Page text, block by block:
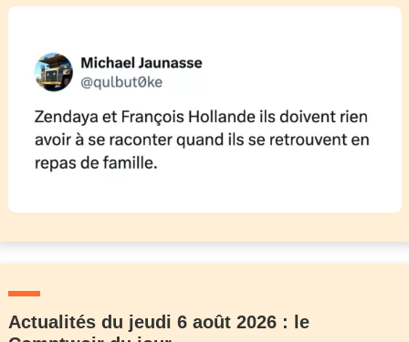
Actualités du jeudi 6 août 2026 : le